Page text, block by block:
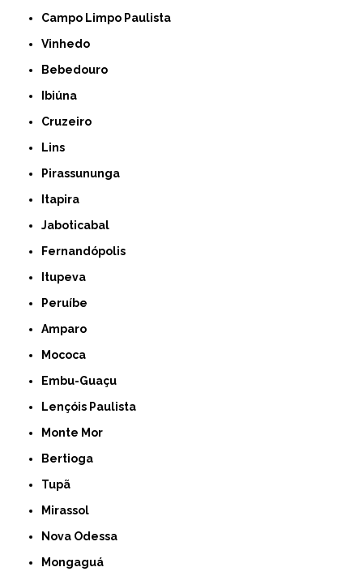
Campo Limpo Paulista
Vinhedo
Bebedouro
Ibiúna
Cruzeiro
Lins
Pirassununga
Itapira
Jaboticabal
Fernandópolis
Itupeva
Peruíbe
Amparo
Mococa
Embu-Guaçu
Lençóis Paulista
Monte Mor
Bertioga
Tupã
Mirassol
Nova Odessa
Mongaguá